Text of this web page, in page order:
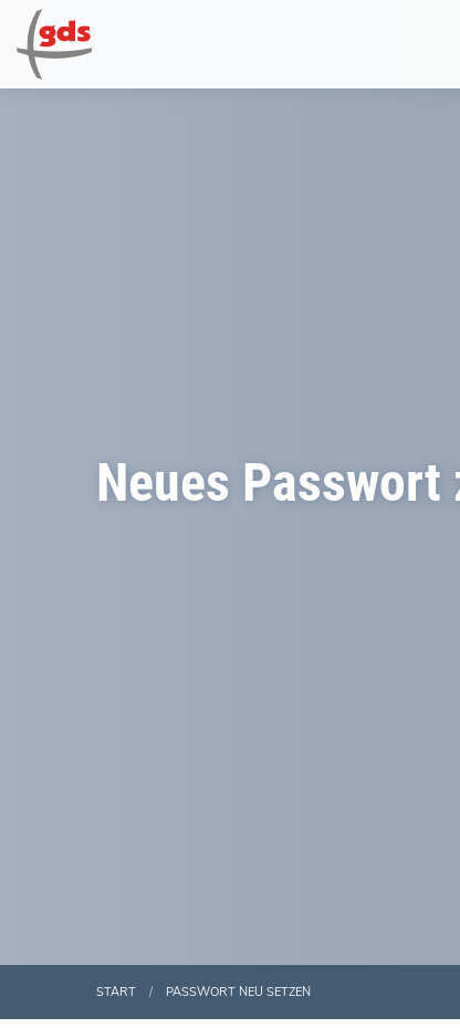
Neues Passwort
START PASSWORT NEU SETZEN